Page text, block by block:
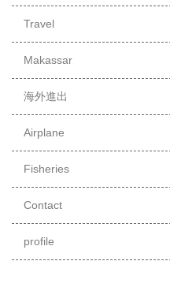
Travel
Makassar
海外進出
Airplane
Fisheries
Contact
profile